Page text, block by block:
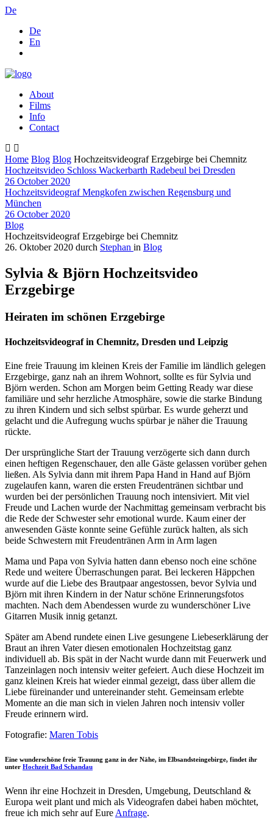
De
De
En
About
Films
Info
Contact
Home Blog Blog Hochzeitsvideograf Erzgebirge bei Chemnitz
Hochzeitsvideo Schloss Wackerbarth Radebeul bei Dresden
26 October 2020
Hochzeitsvideograf Mengkofen zwischen Regensburg und
München
26 October 2020
Blog
Hochzeitsvideograf Erzgebirge bei Chemnitz
26. Oktober 2020 durch Stephan in Blog
Sylvia & Björn Hochzeitsvideo
Erzgebirge
Heiraten im schönen Erzgebirge
Hochzeitsvideograf in Chemnitz, Dresden und Leipzig
Eine freie Trauung im kleinen Kreis der Familie im ländlich gelegen
Erzgebirge, ganz nah an ihrem Wohnort, sollte es für Sylvia und
Björn werden. Schon am Morgen beim Getting Ready war diese
familiäre und sehr herzliche Atmosphäre, sowie die starke Bindung
zu ihren Kindern und sich selbst spürbar. Es wurde geherzt und
gelacht und die Aufregung wuchs spürbar je näher die Trauung
rückte.
Der ursprüngliche Start der Trauung verzögerte sich dann durch
einen heftigen Regenschauer, den alle Gäste gelassen vorüber gehen
ließen. Als Sylvia dann mit ihrem Papa Hand in Hand auf Björn
zugelaufen kann, waren die ersten Freudentränen sichtbar und
wurden bei der persönlichen Trauung noch intensiviert. Mit viel
Freude und Lachen wurde der Nachmittag gemeinsam verbracht bis
die Rede der Schwester sehr emotional wurde. Kaum einer der
anwesenden Gäste konnte seine Gefühle zurück halten, als sich
beide Schwestern mit Freudentränen Arm in Arm lagen
Mama und Papa von Sylvia hatten dann ebenso noch eine schöne
Rede und weitere Überraschungen parat. Bei leckeren Häppchen
wurde auf die Liebe des Brautpaar angestossen, bevor Sylvia und
Björn mit ihren Kindern in der Natur schöne Erinnerungsfotos
machten. Nach dem Abendessen wurde zu wunderschöner Live
Gitarren Musik innig getanzt.
Später am Abend rundete einen Live gesungene Liebeserklärung der
Braut an ihren Vater diesen emotionalen Hochzeitstag ganz
individuell ab. Bis spät in der Nacht wurde dann mit Feuerwerk und
Tanzeinlagen noch intensiv weiter gefeiert. Auch diese Hochzeit im
ganz kleinen Kreis hat wieder einmal gezeigt, dass über allem die
Liebe füreinander und untereinander steht. Gemeinsam erlebte
Momente an die man sich in vielen Jahren noch intensiv voller
Freude erinnern wird.
Fotografie: Maren Tobis
Eine wunderschöne freie Trauung ganz in der Nähe, im Elbsandsteingebirge, findet ihr
unter Hochzeit Bad Schandau
Wenn ihr eine Hochzeit in Dresden, Umgebung, Deutschland &
Europa weit plant und mich als Videografen dabei haben möchtet,
freue ich mich sehr auf Eure Anfrage.